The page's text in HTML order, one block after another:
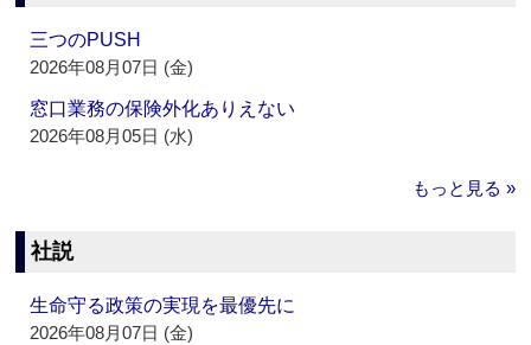
三つのPUSH
2026年08月07日 (金)
窓口業務の保険外化ありえない
2026年08月05日 (水)
もっと見る »
社説
生命守る政策の実現を最優先に
2026年08月07日 (金)